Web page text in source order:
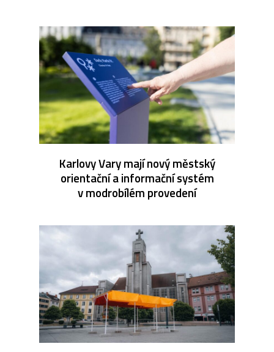
Karlovy Vary mají nový městský
orientační a informační systém
v modrobílém provedení